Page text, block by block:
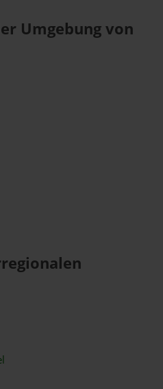
Umgebung von